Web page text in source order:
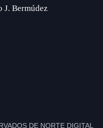
J. Bermúdez
DE NORTE DIGITAL